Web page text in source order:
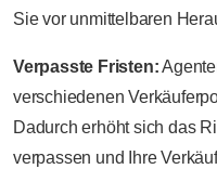
Sie vor unmittelbaren
Verpasste Fristen:
verschiedenen
Dadurch erhöht sich das
verpassen und Ihre